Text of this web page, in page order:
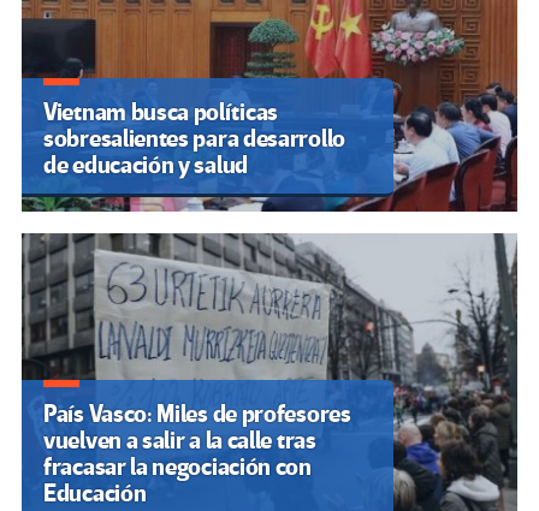
Vietnam busca políticas
sobresalientes para desarrollo
de educación y salud
País Vasco: Miles de profesores
vuelven a salir a la calle tras
fracasar la negociación con
Educación